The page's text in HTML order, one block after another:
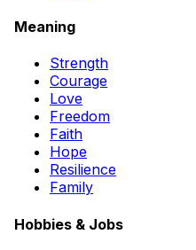
Meaning
Strength
Courage
Love
Freedom
Faith
Hope
Resilience
Family
Hobbies & Jobs